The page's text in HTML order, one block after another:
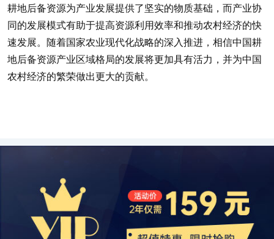
耕地后备资源为产业发展提供了坚实的物质基础，而产业协
同的发展模式有助于提高资源利用效率和推动农村经济的快
速发展。随着国家农业现代化战略的深入推进，相信中国耕
地后备资源产业区域格局的发展将更加具有活力，并为中国
农村经济的繁荣做出更大的贡献。